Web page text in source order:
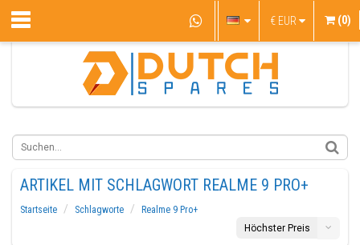
€ EUR (0)
ARTIKEL MIT SCHLAGWORT REALME 9 PRO+
Startseite Schlagworte
Realme 9 Pro+
Höchster Preis